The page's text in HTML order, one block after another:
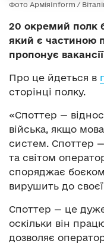
Фото АрміяInform /
20 окремий полк
який є частиною
пропонує
Про це йдеться в
сторінці полку.
«Споттер —
війська, якщо
систем. Споттер —
та світом
споряджає
вирушить до
Споттер — це
оскільки він
дозволяє